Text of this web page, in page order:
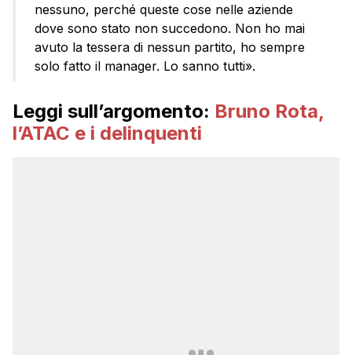
nessuno, perché queste cose nelle aziende
dove sono stato non succedono. Non ho mai
avuto la tessera di nessun partito, ho sempre
solo fatto il manager. Lo sanno tutti».
Leggi sull’argomento: Bruno Rota,
l’ATAC e i delinquenti